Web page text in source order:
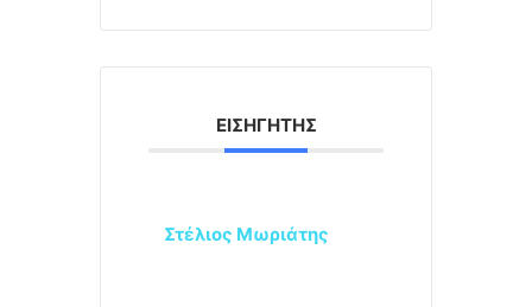
ΕΙΣΗΓΗΤΉΣ
Στέλιος Μωριάτης